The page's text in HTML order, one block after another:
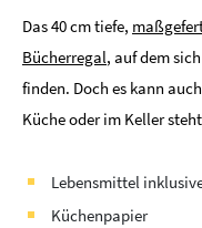
Das 40 cm tiefe,
Bücherregal, auf dem
finden. Doch es kann
Küche oder im Keller
Lebensmittel
Küchenpapier